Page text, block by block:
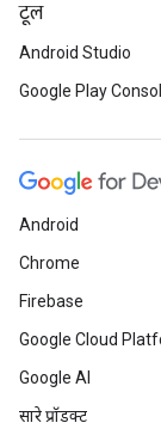
टूल
Android Studio
Google Play
Android
Chrome
Firebase
Google Cloud
Google AI
सारे प्रॉडक्ट